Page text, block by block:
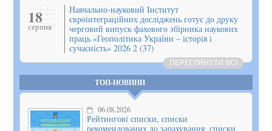
18
серпня
Навчально-науковий Інститут
євроінтеграційних досліджень готує до друку
черговий випуск фахового збірника наукових
праць «Геополітика України – історія і
сучасність» 2026 2 (37)
ПЕРЕГЛЯНУТИ ВСІ
ТОП-НОВИНИ
06.08.2026
Рейтингові списки, списки
рекомендованих до зарахування, списки